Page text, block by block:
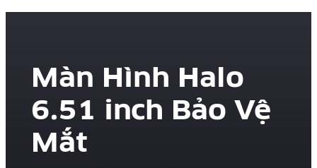
Màn Hình Halo
6.51 inch Bảo Vệ
Mắt